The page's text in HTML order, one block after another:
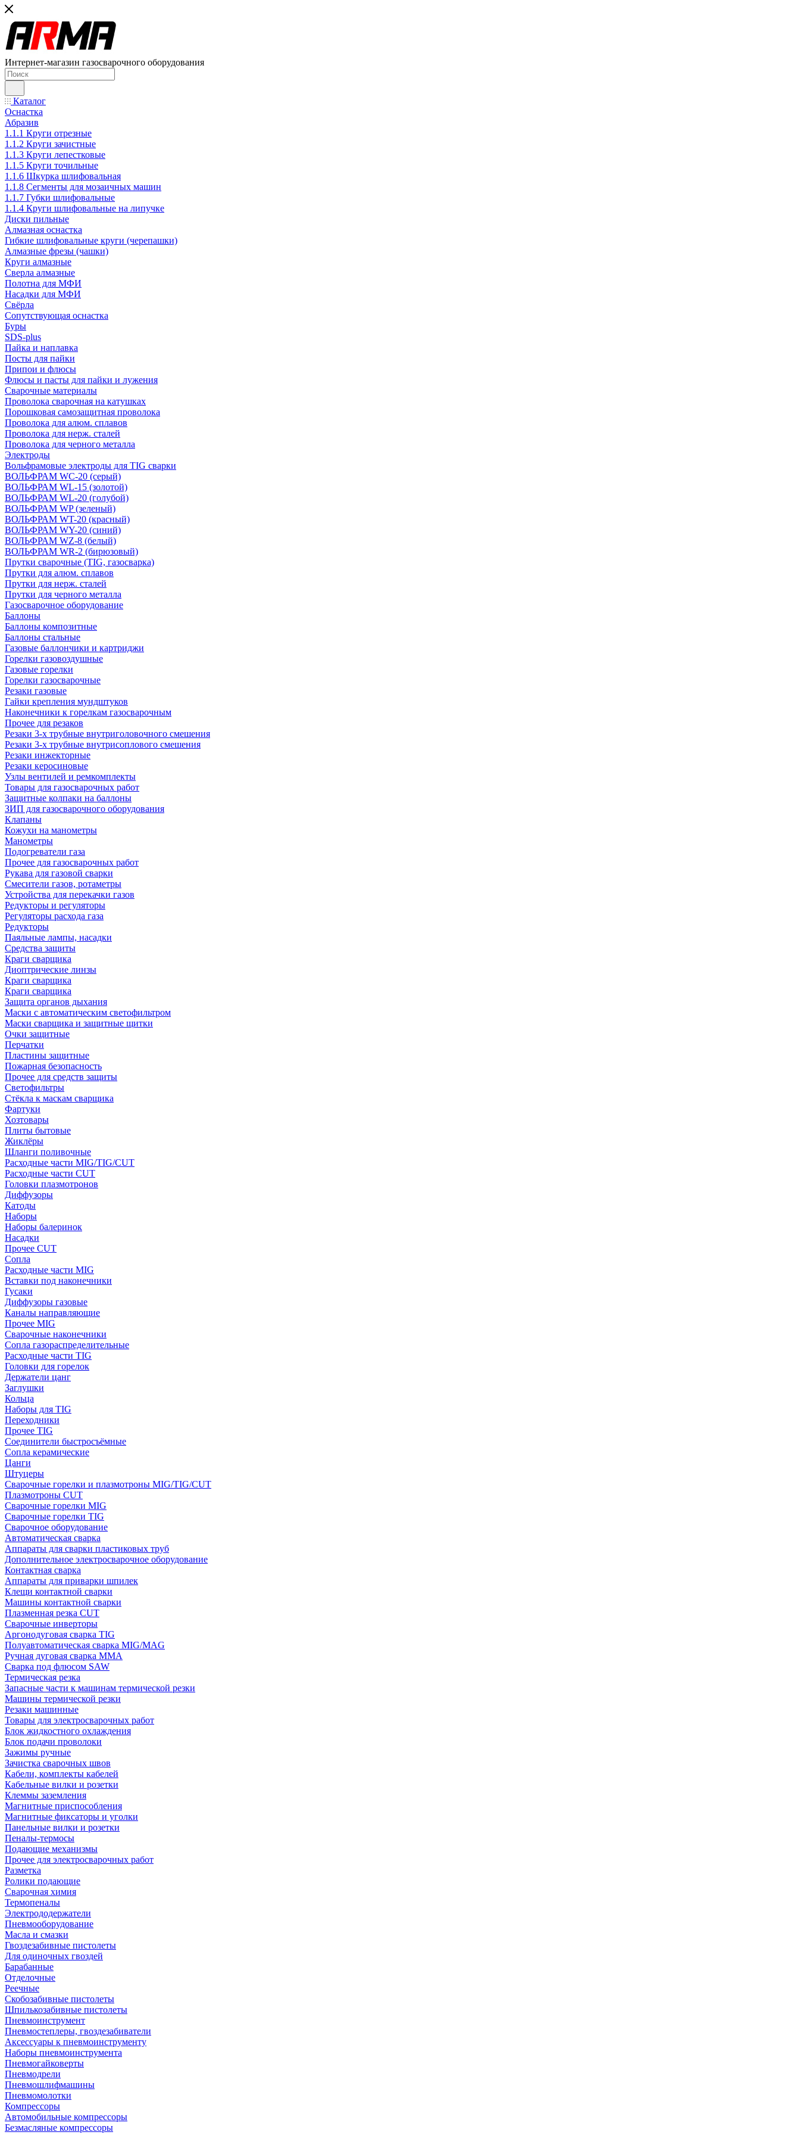
Интернет-магазин газосварочного оборудования
Каталог
Оснастка
Абразив
1.1.1 Круги отрезные
1.1.2 Круги зачистные
1.1.3 Круги лепестковые
1.1.5 Круги точильные
1.1.6 Шкурка шлифовальная
1.1.8 Сегменты для мозаичных машин
1.1.7 Губки шлифовальные
1.1.4 Круги шлифовальные на липучке
Диски пильные
Алмазная оснастка
Гибкие шлифовальные круги (черепашки)
Алмазные фрезы (чашки)
Круги алмазные
Сверла алмазные
Полотна для МФИ
Насадки для МФИ
Свёрла
Сопутствующая оснастка
Буры
SDS-plus
Пайка и наплавка
Посты для пайки
Припои и флюсы
Флюсы и пасты для пайки и лужения
Сварочные материалы
Проволока сварочная на катушках
Порошковая самозащитная проволока
Проволока для алюм. сплавов
Проволока для нерж. сталей
Проволока для черного металла
Электроды
Вольфрамовые электроды для TIG сварки
ВОЛЬФРАМ WC-20 (серый)
ВОЛЬФРАМ WL-15 (золотой)
ВОЛЬФРАМ WL-20 (голубой)
ВОЛЬФРАМ WP (зеленый)
ВОЛЬФРАМ WT-20 (красный)
ВОЛЬФРАМ WY-20 (синий)
ВОЛЬФРАМ WZ-8 (белый)
ВОЛЬФРАМ WR-2 (бирюзовый)
Прутки сварочные (TIG, газосварка)
Прутки для алюм. сплавов
Прутки для нерж. сталей
Прутки для черного металла
Газосварочное оборудование
Баллоны
Баллоны композитные
Баллоны стальные
Газовые баллончики и картриджи
Горелки газовоздушные
Газовые горелки
Горелки газосварочные
Резаки газовые
Гайки крепления мундштуков
Наконечники к горелкам газосварочным
Прочее для резаков
Резаки 3-х трубные внутриголовочного смешения
Резаки 3-х трубные внутрисоплового смешения
Резаки инжекторные
Резаки керосиновые
Узлы вентилей и ремкомплекты
Товары для газосварочных работ
Защитные колпаки на баллоны
ЗИП для газосварочного оборудования
Клапаны
Кожухи на манометры
Манометры
Подогреватели газа
Прочее для газосварочных работ
Рукава для газовой сварки
Смесители газов, ротаметры
Устройства для перекачки газов
Редукторы и регуляторы
Регуляторы расхода газа
Редукторы
Паяльные лампы, насадки
Средства защиты
Краги сварщика
Диоптрические линзы
Краги сварщика
Краги сварщика
Защита органов дыхания
Маски с автоматическим светофильтром
Маски сварщика и защитные щитки
Очки защитные
Перчатки
Пластины защитные
Пожарная безопасность
Прочее для средств защиты
Светофильтры
Стёкла к маскам сварщика
Фартуки
Хозтовары
Плиты бытовые
Жиклёры
Шланги поливочные
Расходные части MIG/TIG/CUT
Расходные части CUT
Головки плазмотронов
Диффузоры
Катоды
Наборы
Наборы балеринок
Насадки
Прочее CUT
Сопла
Расходные части MIG
Вставки под наконечники
Гусаки
Диффузоры газовые
Каналы направляющие
Прочее MIG
Сварочные наконечники
Сопла газораспределительные
Расходные части TIG
Головки для горелок
Держатели цанг
Заглушки
Кольца
Наборы для TIG
Переходники
Прочее TIG
Соединители быстросъёмные
Сопла керамические
Цанги
Штуцеры
Сварочные горелки и плазмотроны MIG/TIG/CUT
Плазмотроны CUT
Сварочные горелки MIG
Сварочные горелки TIG
Сварочное оборудование
Автоматическая сварка
Аппараты для сварки пластиковых труб
Дополнительное электросварочное оборудование
Контактная сварка
Аппараты для приварки шпилек
Клещи контактной сварки
Машины контактной сварки
Плазменная резка CUT
Сварочные инверторы
Аргонодуговая сварка TIG
Полуавтоматическая сварка MIG/MAG
Ручная дуговая сварка MMA
Сварка под флюсом SAW
Термическая резка
Запасные части к машинам термической резки
Машины термической резки
Резаки машинные
Товары для электросварочных работ
Блок жидкостного охлаждения
Блок подачи проволоки
Зажимы ручные
Зачистка сварочных швов
Кабели, комплекты кабелей
Кабельные вилки и розетки
Клеммы заземления
Магнитные приспособления
Магнитные фиксаторы и уголки
Панельные вилки и розетки
Пеналы-термосы
Подающие механизмы
Прочее для электросварочных работ
Разметка
Ролики подающие
Сварочная химия
Термопеналы
Электрододержатели
Пневмооборудование
Масла и смазки
Гвоздезабивные пистолеты
Для одиночных гвоздей
Барабанные
Отделочные
Реечные
Скобозабивные пистолеты
Шпилькозабивные пистолеты
Пневмоинструмент
Пневмостеплеры, гвоздезабиватели
Аксессуары к пневмоинструменту
Наборы пневмоинструмента
Пневмогайковерты
Пневмодрели
Пневмошлифмашины
Пневмомолотки
Компрессоры
Автомобильные компрессоры
Безмасляные компрессоры